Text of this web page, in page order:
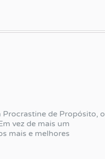
Procrastine de Propósito, o
vez de mais um
mais e melhores